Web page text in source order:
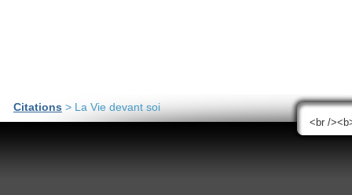
Citations > La Vie devant soi